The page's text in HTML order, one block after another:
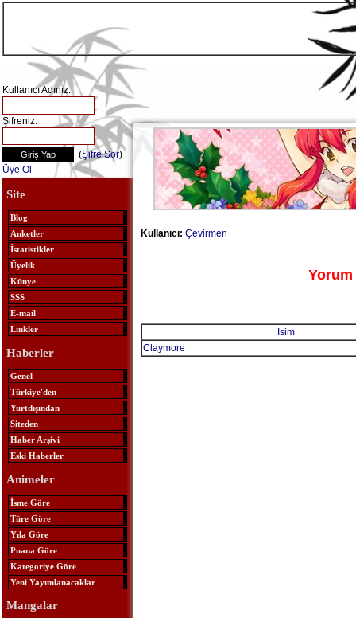
Kullanıcı Adınız:
Şifreniz:
(Şifre Sor)
Üye Ol
Site
Blog
Anketler
İstatistikler
Üyelik
Künye
SSS
E-mail
Linkler
Haberler
Genel
Türkiye'den
Yurtdışından
Siteden
Haber Arşivi
Eski Haberler
Animeler
İsme Göre
Türe Göre
Yıla Göre
Puana Göre
Kategoriye Göre
Yeni Yayımlanacaklar
Mangalar
Kullanıcı: Çevirmen
Yorum
İsim
Claymore